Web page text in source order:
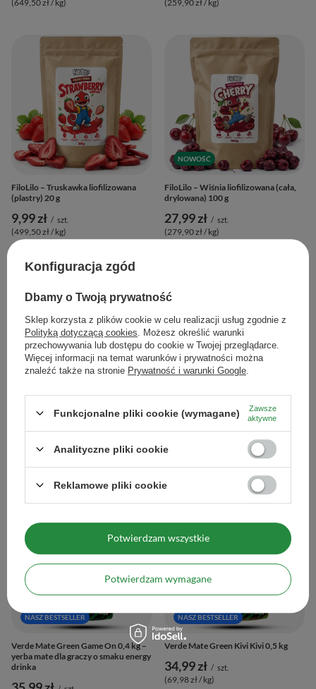
(649,50 zł / kg) (259,90 zł / kg)
FiloLilo – Truskawka liofilizowana
(plastry) 20 g
9,99 zł / szt.
(499,50 zł / kg)
NOWOŚĆ
FiloLilo – Wiśnia liofilizowana (cała,
drylowana) 100 g
27,99 zł / szt.
(279,90 zł / kg)
FiloLilo – Wiśnia liofilizowana (cała,
12,99 zł / szt.
Rio Parana Naranja 0,5 kg
26,99 zł
(53,98 zł / kg
NASZ BESTSELLER
Verde Mate Green Game On 0,4 kg –
yerba mate dla graczy o smaku energy
drinka
NASZ BESTSELLER
Verde Mate Green Kivi Kivi 0,5 kg
34,99 zł / szt.
(69,98 zł / kg)
Konfiguracja zgód
Dbamy o Twoją prywatność
Sklep korzysta z plików cookie w celu realizacji usług zgodnie z
Polityką dotyczącą cookies . Możesz określić warunki
przechowywania lub dostępu do cookie w Twojej przeglądarce.
Więcej informacji na temat warunków i prywatności można
znaleźć także na stronie Prywatność i warunki Google
Funkcjonalne pliki cookie (wymagane)
Zawsze
aktywne
Analityczne pliki cookie
Reklamowe pliki cookie
Potwierdzam wymagane
Potwierdzam wszystkie